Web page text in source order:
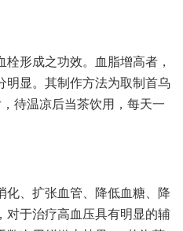
形成之功效。血脂增高者，
明显。其制作方法为取制首乌
待温凉后当茶饮用，每天一
化、扩张血管、降低血糖、降
对于治疗高血压具有明显的辅